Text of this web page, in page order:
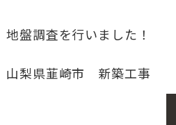
地盤調査を行いました！
山梨県韮崎市 新築工事